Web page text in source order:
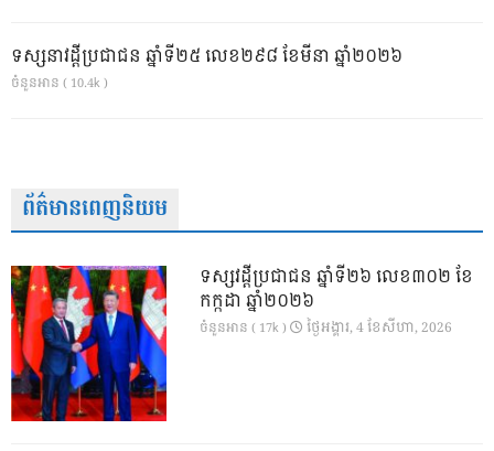
ទស្សនាវដ្ដីប្រជាជន ឆ្នាំទី២៥ លេខ២៩៨ ខែមីនា ឆ្នាំ២០២៦
ចំនួនអាន ( 10.4k )
ព័ត៌មានពេញនិយម
ទស្សវដ្តីប្រជាជន ឆ្នាំទី២៦ លេខ៣០២ ខែ
កក្កដា ឆ្នាំ២០២៦
ចំនួនអាន ( 17k ) ថ្ងៃ​អង្គារ, 4 ខែ​សីហា, 2026